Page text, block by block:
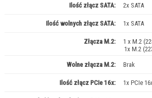
Ilość złącz SATA: 2x SATA
Ilość wolnych złącz SATA: 1x SATA
Złącza M.2:
1 x M.2
1x M.2
Wolne złącza M.2: Brak
Ilość złącz PCIe 16x: 1x PCIe